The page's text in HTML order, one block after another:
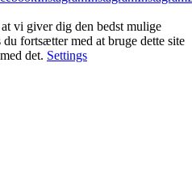
vi giver dig den bedst mulige
fortsætter med at bruge dette site
det. Settings